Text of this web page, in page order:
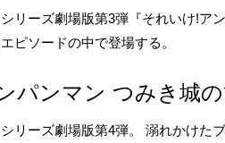
リーズ劇場版第3弾『それいけ!ア
ピソードの中で登場する。
パンマン つみき城の
リーズ劇場版第4弾。 溺れかけた